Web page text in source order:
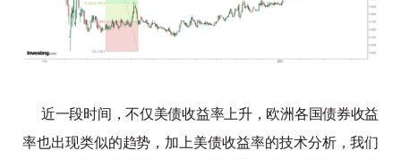
近一段时间，不仅美债收益率上升，欧洲各国债券收益
率也出现类似的趋势，加上美债收益率的技术分析，我们